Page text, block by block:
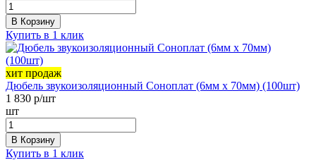
В Корзину
Купить в 1 клик
хит продаж
Дюбель звукоизоляционный Соноплат (6мм х 70мм) (100шт)
1 830 р/шт
шт
В Корзину
Купить в 1 клик